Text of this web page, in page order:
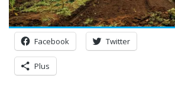
Facebook Twitter
Plus